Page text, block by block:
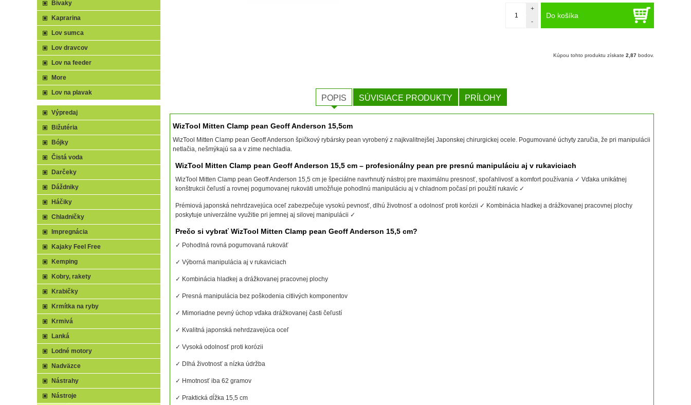
Do košíka
-
+
Kúpou tohto produktu získate 2,87 bodov.
POPIS SÚVISIACE PRODUKTY PRÍLOHY
WizTool Mitten Clamp pean Geoff Anderson 15,5cm
WizTool Mitten Clamp pean Geoff Anderson špičkový rybársky pean vyrobený z najkvalitnejšej Japonskej chirurgickej ocele. Pogumované úchyty zaručia, že pri manipulácii
netlačia, nešmýkajú sa a v zime nechladia.
WizTool Mitten Clamp pean Geoff Anderson 15,5 cm – profesionálny pean pre presnú manipuláciu aj v rukaviciach
WizTool Mitten Clamp pean Geoff Anderson 15,5 cm je špeciálne navrhnutý nástroj pre maximálnu presnosť, spoľahlivosť a komfort používania ✓ Vďaka unikátnej
konštrukcii čeľustí a rovnej pogumovanej rukoväti umožňuje pohodlnú manipuláciu aj v chladnom počasí pri použití rukavíc ✓
Prémiová japonská nehrdzavejúca oceľ zabezpečuje vysokú pevnosť, dlhú životnosť a odolnosť proti korózii ✓ Kombinácia hladkej a drážkovanej pracovnej plochy
poskytuje univerzálne využitie pri jemnej aj silovej manipulácii ✓
Prečo si vybrať WizTool Mitten Clamp pean Geoff Anderson 15,5 cm?
✓ Pohodlná rovná pogumovaná rukoväť
✓ Výborná manipulácia aj v rukaviciach
✓ Kombinácia hladkej a drážkovanej pracovnej plochy
✓ Presná manipulácia bez poškodenia citlivých komponentov
✓ Mimoriadne pevný úchop vďaka drážkovanej časti čeľustí
✓ Kvalitná japonská nehrdzavejúca oceľ
✓ Vysoká odolnosť proti korózii
✓ Dlhá životnosť a nízka údržba
✓ Hmotnosť iba 62 gramov
✓ Praktická dĺžka 15,5 cm
Bivaky
Kaprarina
Lov sumca
Lov dravcov
Lov na feeder
More
Lov na plavak
Výpredaj
Bižutéria
Bójky
Čistá voda
Darčeky
Dáždniky
Háčiky
Chladničky
Impregnácia
Kajaky Feel Free
Kemping
Kobry, rakety
Krabičky
Krmítka na ryby
Krmivá
Lanká
Lodné motory
Nadväzce
Nástrahy
Nástroje